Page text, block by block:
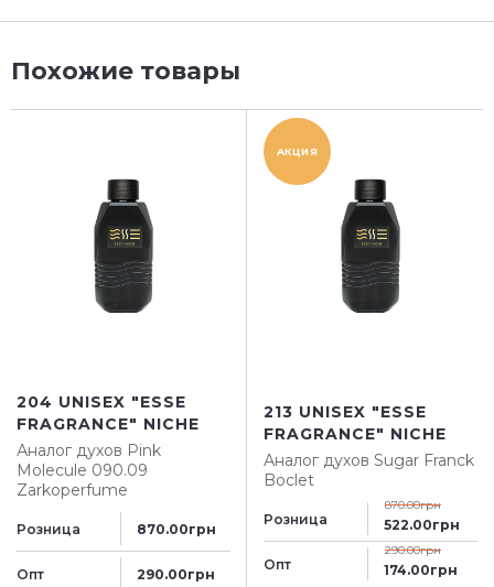
Похожие товары
204 UNISEX "ESSE
FRAGRANCE" NICHE
Аналог духов Pink
Molecule 090.09
Zarkoperfume
Розница 870.00грн
Опт 290.00грн
АКЦИЯ
213 UNISEX "ESSE
FRAGRANCE" NICHE
Аналог духов Sugar Franck
Boclet
Розница
870.00грн
522.00грн
Опт
290.00грн
174.00грн